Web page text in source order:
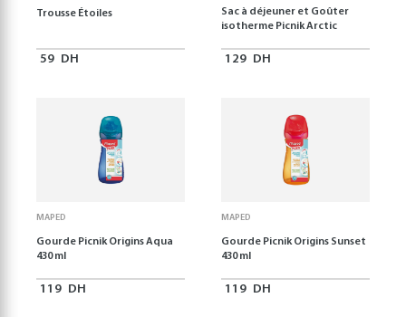
Trousse Étoiles
59 DH
Sac à déjeuner et Goûter
isotherme Picnik Arctic
129 DH
MAPED
Gourde Picnik Origins Aqua
430 ml
119 DH
MAPED
Gourde Picnik Origins Sunset
430 ml
119 DH